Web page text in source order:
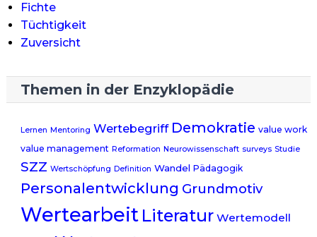
Fichte
Tüchtigkeit
Zuversicht
Themen in der Enzyklopädie
Lernen Mentoring Wertebegriff Demokratie value work
value management Reformation Neurowissenschaft surveys Studie
SZZ Wertschöpfung Definition Wandel Pädagogik
Personalentwicklung Grundmotiv
Wertearbeit Literatur Wertemodell